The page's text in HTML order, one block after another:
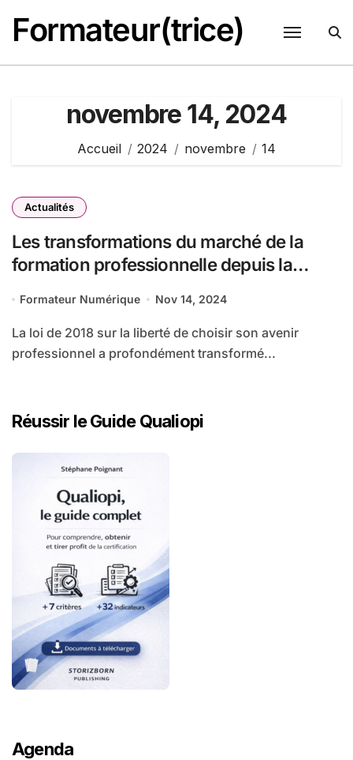
contenu
Formateur(trice)
novembre 14, 2024
Accueil 2024 novembre 14
Actualités
Les transformations du marché de la
formation professionnelle depuis la
Formateur Numérique Nov 14, 2024
La loi de 2018 sur la liberté de choisir son avenir
professionnel a profondément transformé...
Réussir le Guide Qualiopi
Agenda